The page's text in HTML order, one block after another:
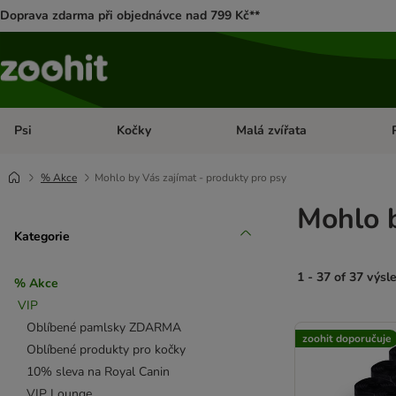
Doprava zdarma při objednávce nad 799 Kč**
Psi Otevřít menu: Psi
Kočky Otevřít menu: Kočky
Malá zvířata
% Akce Mohlo by Vás zajímat - produkty pro psy
Kategorie
% Akce
VIP
Oblíbené pamlsky ZDARMA
Oblíbené produkty pro kočky
10% sleva na Royal Canin
Mohlo
1 - 37 of 37
zoohit doporučuje